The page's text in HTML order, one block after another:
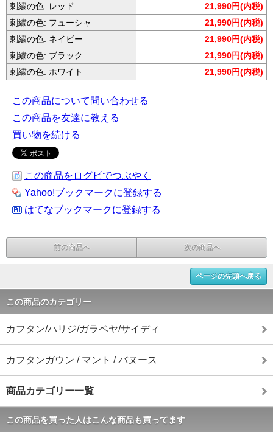
刺繍の色: レッド
21,990円(内税)
刺繍の色: フューシャ
21,990円(内税)
刺繍の色: ネイビー
21,990円(内税)
刺繍の色: ブラック
21,990円(内税)
刺繍の色: ホワイト
21,990円(内税)
この商品について問い合わせる
この商品を友達に教える
買い物を続ける
この商品をログピでつぶやく
Yahoo!ブックマークに登録する
はてなブックマークに登録する
前の商品へ 次の商品へ
ページの先頭へ戻る
この商品のカテゴリー
カフタン/ハリジ/ガラベヤ/サイディ
カフタンガウン / マント / バヌース
商品カテゴリー一覧
この商品を買った人はこんな商品も買ってます